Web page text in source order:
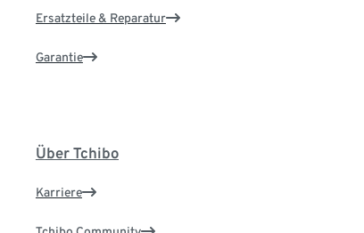
Ersatzteile & Reparatur
Garantie
Über Tchibo
Karriere